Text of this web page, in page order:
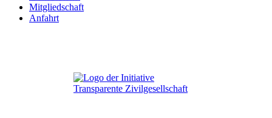
Mitgliedschaft
Anfahrt